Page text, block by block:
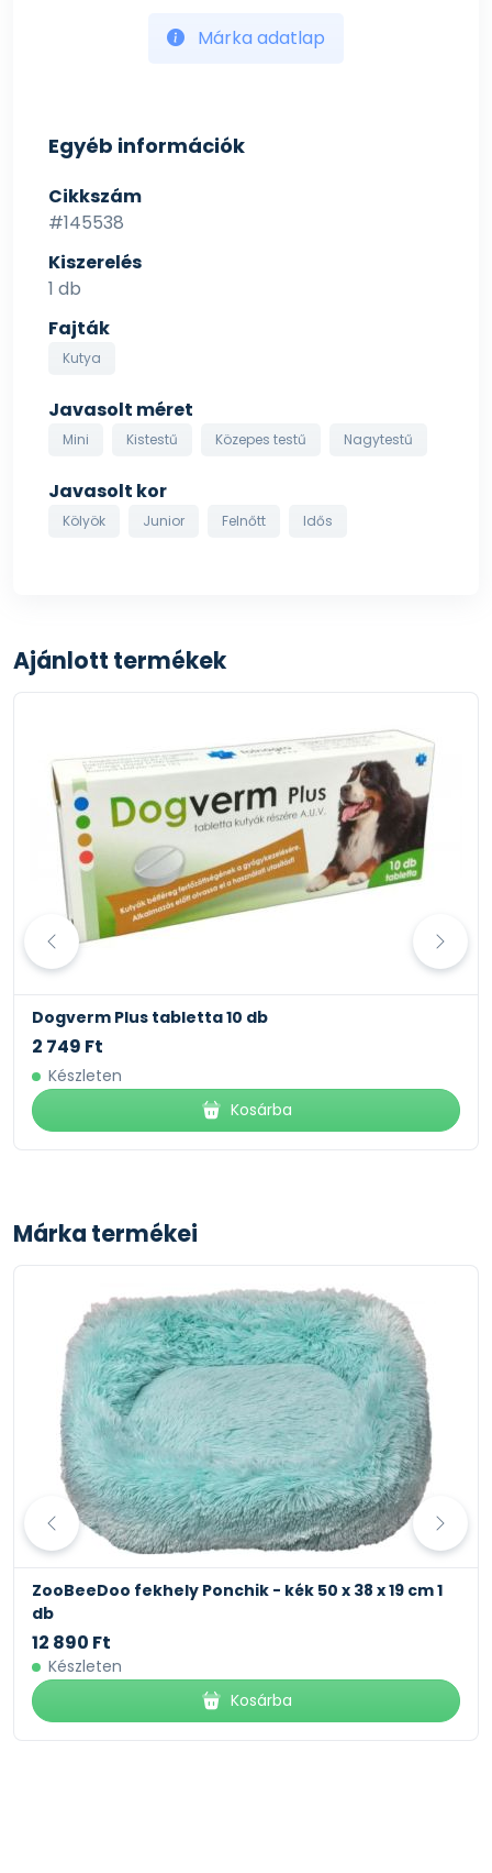
Márka adatlap
Egyéb információk
Cikkszám
#145538
Kiszerelés
1 db
Fajták
Kutya
Javasolt méret
Mini Kistestű Közepes testű Nagytestű
Javasolt kor
Kölyök Junior Felnőtt Idős
Ajánlott termékek
Dogverm Plus tabletta 10 db
2 749 Ft
Készleten
Kosárba
Márka termékei
ZooBeeDoo fekhely Ponchik - kék 50 x 38 x 19 cm 1
db
12 890 Ft
Készleten
Kosárba